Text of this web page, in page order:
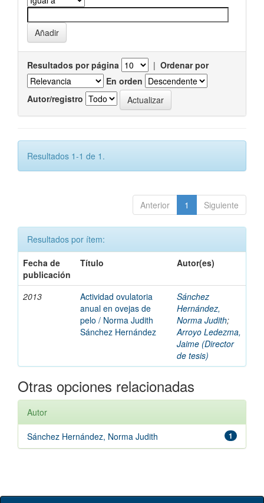
Resultados por página | Ordenar por
En orden
Autor/registro
Resultados 1-1 de 1.
Anterior 1 Siguiente
Resultados por ítem:
Fecha de
publicación
Título Autor(es)
2013
Actividad ovulatoria
anual en ovejas de
pelo / Norma Judith
Sánchez Hernández
Sánchez
Hernández,
Norma Judith;
Arroyo Ledezma,
Jaime (Director
de tesis)
Otras opciones relacionadas
Autor
1
Sánchez Hernández, Norma Judith